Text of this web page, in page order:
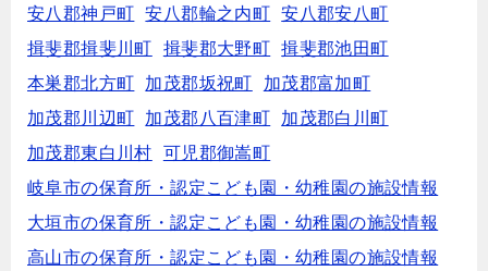
安八郡神戸町
安八郡輪之内町
安八郡安八町
揖斐郡揖斐川町
揖斐郡大野町
揖斐郡池田町
本巣郡北方町
加茂郡坂祝町
加茂郡富加町
加茂郡川辺町
加茂郡八百津町
加茂郡白川町
加茂郡東白川村
可児郡御嵩町
岐阜市の保育所・認定こども園・幼稚園の施設情報
大垣市の保育所・認定こども園・幼稚園の施設情報
高山市の保育所・認定こども園・幼稚園の施設情報